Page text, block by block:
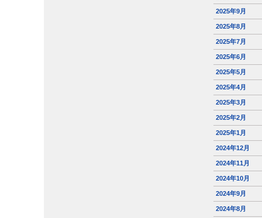
2025年9月
2025年8月
2025年7月
2025年6月
2025年5月
2025年4月
2025年3月
2025年2月
2025年1月
2024年12月
2024年11月
2024年10月
2024年9月
2024年8月